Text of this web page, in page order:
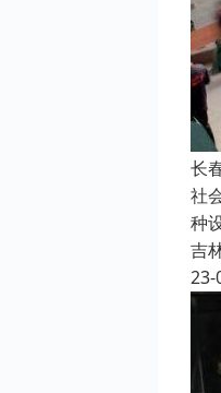
长
社
种
吉
23-